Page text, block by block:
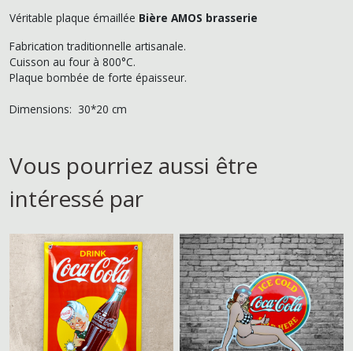
Véritable plaque émaillée Bière AMOS brasserie
Fabrication traditionnelle artisanale.
Cuisson au four à 800°C.
Plaque bombée de forte épaisseur.
Dimensions: 30*20 cm
Vous pourriez aussi être
intéressé par